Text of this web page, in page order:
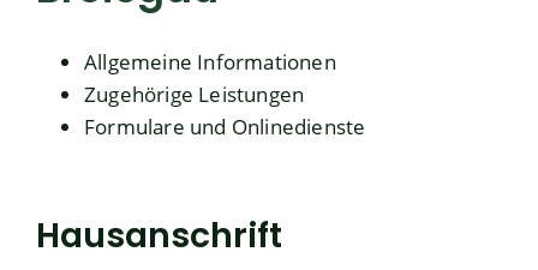
Allgemeine Informationen
Zugehörige Leistungen
Formulare und Onlinedienste
Hausanschrift